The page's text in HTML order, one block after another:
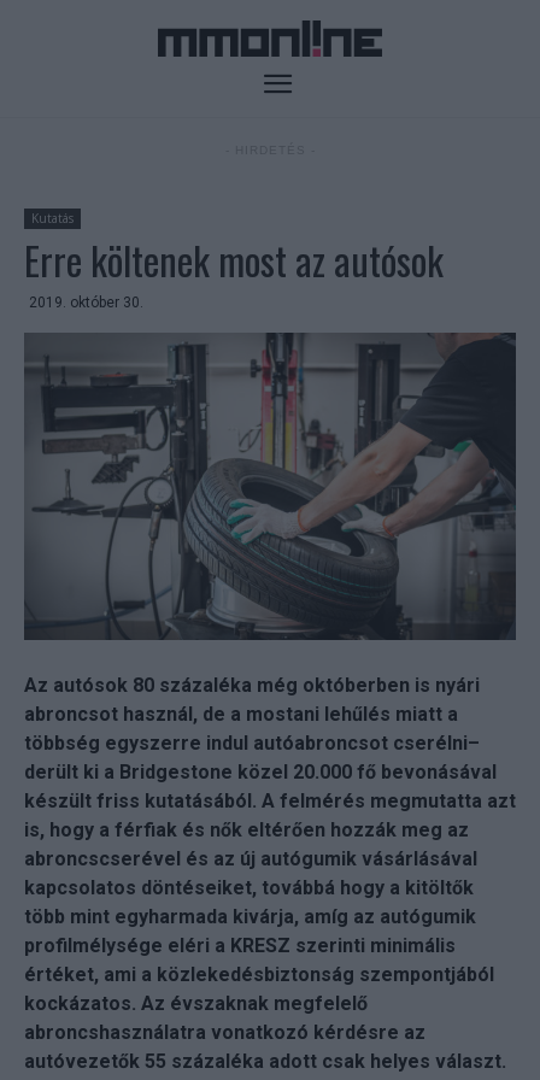
Kutatás
Erre költenek most az autósok
2019. október 30.
Az autósok 80 százaléka még októberben is nyári
abroncsot használ, de a mostani lehűlés miatt a
többség egyszerre indul autóabroncsot cserélni–
derült ki a Bridgestone közel 20.000 fő bevonásával
készült friss kutatásából. A felmérés megmutatta azt
is, hogy a férfiak és nők eltérően hozzák meg az
abroncscserével és az új autógumik vásárlásával
kapcsolatos döntéseiket, továbbá hogy a kitöltők
több mint egyharmada kivárja, amíg az autógumik
profilmélysége eléri a KRESZ szerinti minimális
értéket, ami a közlekedésbiztonság szempontjából
kockázatos. Az évszaknak megfelelő
abroncshasználatra vonatkozó kérdésre az
autóvezetők 55 százaléka adott csak helyes választ.